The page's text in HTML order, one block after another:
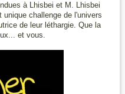
à Lhisbei et M. Lhisbei
unique challenge de l'univers
de leur léthargie. Que la
et vous.